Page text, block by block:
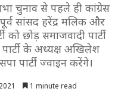
चुनाव से पहले ही कांग्रेस
पूर्व सांसद हरेंद्र मलिक और
को छोड़ समाजवादी पार्टी
के अध्यक्ष अखिलेश
पार्टी ज्वाइन करेंगे।
1 minute read